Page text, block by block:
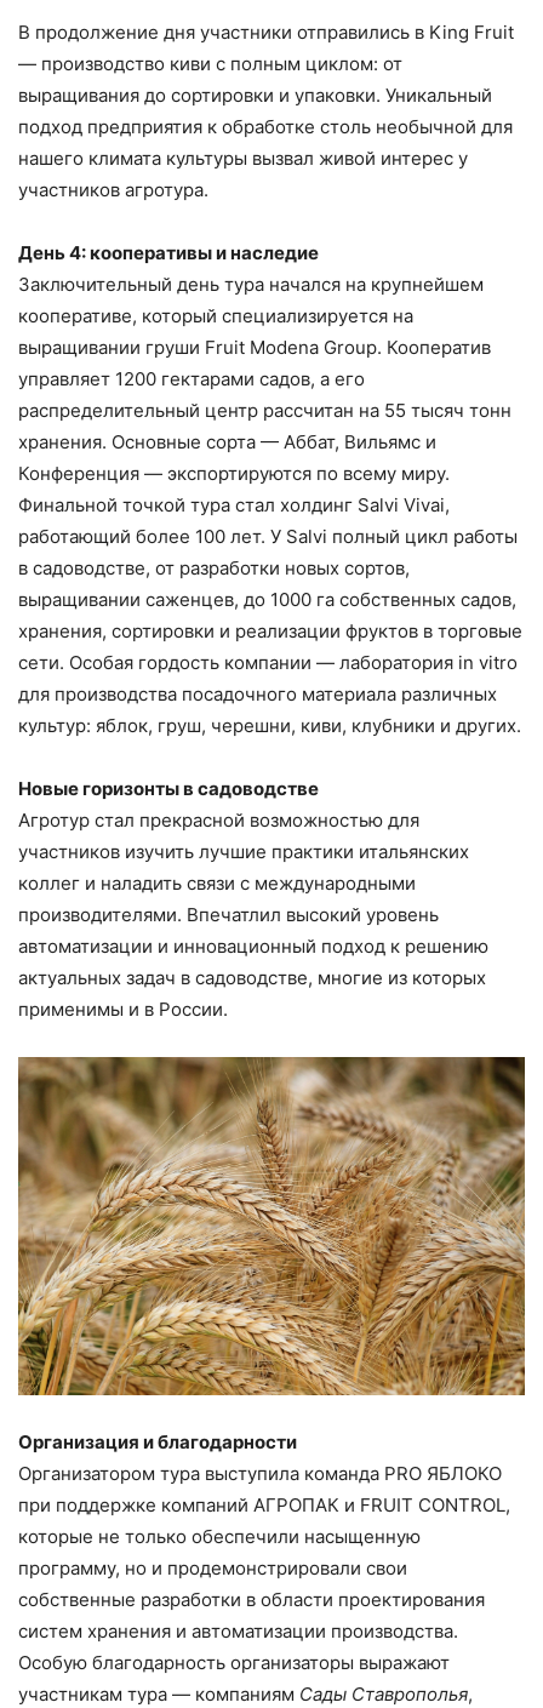
В продолжение дня участники отправились в King Fruit
— производство киви с полным циклом: от
выращивания до сортировки и упаковки. Уникальный
подход предприятия к обработке столь необычной для
нашего климата культуры вызвал живой интерес у
участников агротура.
День 4: кооперативы и наследие
Заключительный день тура начался на крупнейшем
кооперативе, который специализируется на
выращивании груши Fruit Modena Group. Кооператив
управляет 1200 гектарами садов, а его
распределительный центр рассчитан на 55 тысяч тонн
хранения. Основные сорта — Аббат, Вильямс и
Конференция — экспортируются по всему миру.
Финальной точкой тура стал холдинг Salvi Vivai,
работающий более 100 лет. У Salvi полный цикл работы
в садоводстве, от разработки новых сортов,
выращивании саженцев, до 1000 га собственных садов,
хранения, сортировки и реализации фруктов в торговые
сети. Особая гордость компании — лаборатория in vitro
для производства посадочного материала различных
культур: яблок, груш, черешни, киви, клубники и других.
Новые горизонты в садоводстве
Агротур стал прекрасной возможностью для
участников изучить лучшие практики итальянских
коллег и наладить связи с международными
производителями. Впечатлил высокий уровень
автоматизации и инновационный подход к решению
актуальных задач в садоводстве, многие из которых
применимы и в России.
Организация и благодарности
Организатором тура выступила команда PRO ЯБЛОКО
при поддержке компаний АГРОПАК и FRUIT CONTROL,
которые не только обеспечили насыщенную
программу, но и продемонстрировали свои
собственные разработки в области проектирования
систем хранения и автоматизации производства.
Особую благодарность организаторы выражают
участникам тура — компаниям Сады Ставрополья,